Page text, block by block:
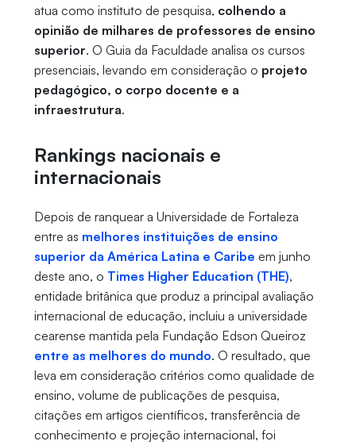
atua como instituto de pesquisa, colhendo a
opinião de milhares de professores de ensino
superior. O Guia da Faculdade analisa os cursos
presenciais, levando em consideração o projeto
pedagógico, o corpo docente e a
infraestrutura.
Rankings nacionais e
internacionais
Depois de ranquear a Universidade de Fortaleza
entre as melhores instituições de ensino
superior da América Latina e Caribe em junho
deste ano, o Times Higher Education (THE),
entidade britânica que produz a principal avaliação
internacional de educação, incluiu a universidade
cearense mantida pela Fundação Edson Queiroz
entre as melhores do mundo. O resultado, que
leva em consideração critérios como qualidade de
ensino, volume de publicações de pesquisa,
citações em artigos científicos, transferência de
conhecimento e projeção internacional, foi